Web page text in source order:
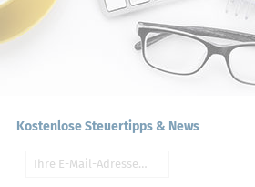
Kostenlose Steuertipps & News